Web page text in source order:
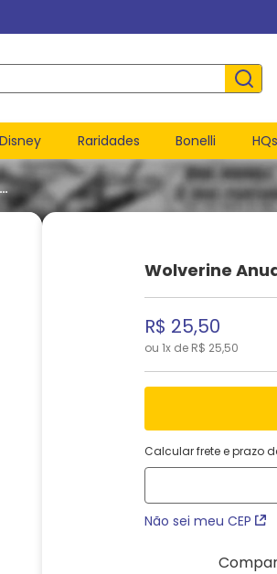
Raridades Bonelli
Wolverine
R$ 25,50
ou 1x de R$ 25,50
Calcular frete e prazo
Não sei meu CEP